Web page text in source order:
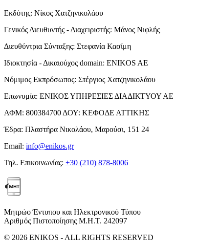
Εκδότης: Νίκος Χατζηνικολάου
Γενικός Διευθυντής - Διαχειριστής: Μάνος Νιφλής
Διευθύντρια Σύνταξης: Στεφανία Κασίμη
Ιδιοκτησία - Δικαιούχος domain: ENIKOS AE
Νόμιμος Εκπρόσωπος: Στέργιος Χατζηνικολάου
Επωνυμία: ΕΝΙΚΟΣ ΥΠΗΡΕΣΙΕΣ ΔΙΑΔΙΚΤΥΟΥ ΑΕ
ΑΦΜ: 800384700 ΔΟΥ: ΚΕΦΟΔΕ ΑΤΤΙΚΗΣ
Έδρα: Πλαστήρα Νικολάου, Μαρούσι, 151 24
Email: info@enikos.gr
Τηλ. Επικοινωνίας: +30 (210) 878-8006
Μητρώο Έντυπου και Ηλεκτρονικού Τύπου
Αριθμός Πιστοποίησης Μ.Η.Τ. 242097
© 2026 ENIKOS - ALL RIGHTS RESERVED